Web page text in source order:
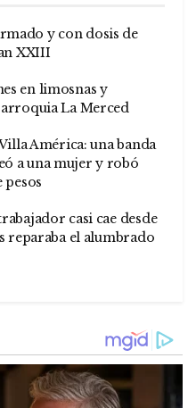
y con dosis de
XXIII
en limosnas y
La Merced
América: una banda
a una mujer y robó
pesos
casi cae desde
reparaba el alumbrado